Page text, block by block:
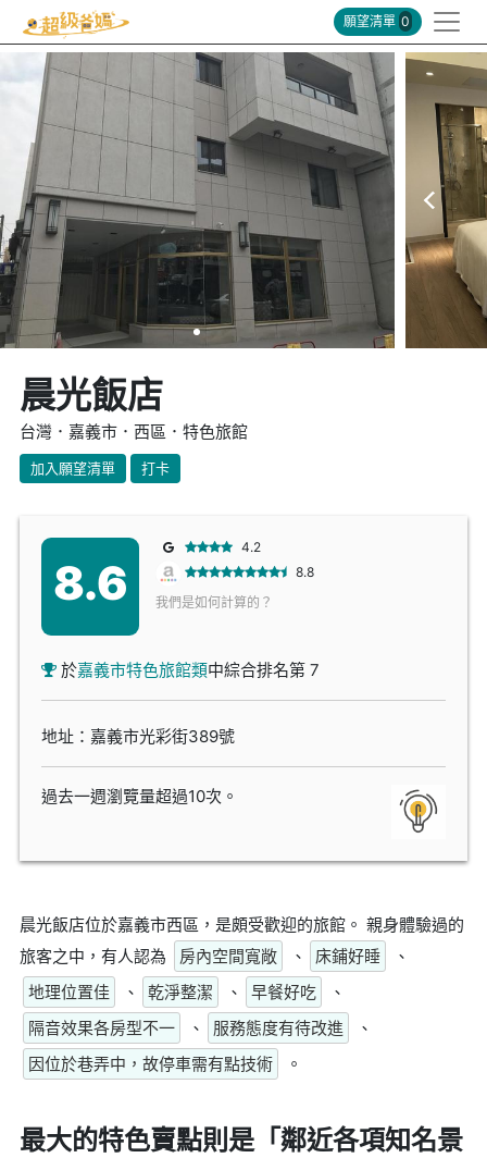
願望清單 0
晨光飯店
台灣．嘉義市．西區．特色旅館
加入願望清單 打卡
8.6
4.2
8.8
我們是如何計算的？
於嘉義市特色旅館類中綜合排名第 7
地址：嘉義市光彩街389號
過去一週瀏覽量超過10次。
晨光飯店位於嘉義市西區，是頗受歡迎的旅館。 親身體驗過的
旅客之中，有人認為
房內空間寬敞 、 床鋪好睡
、
地理位置佳
、 乾淨整潔 、 早餐好吃
、
隔音效果各房型不一
、 服務態度有待改進
、
因位於巷弄中，故停車需有點技術
。
最大的特色賣點則是「鄰近各項知名景